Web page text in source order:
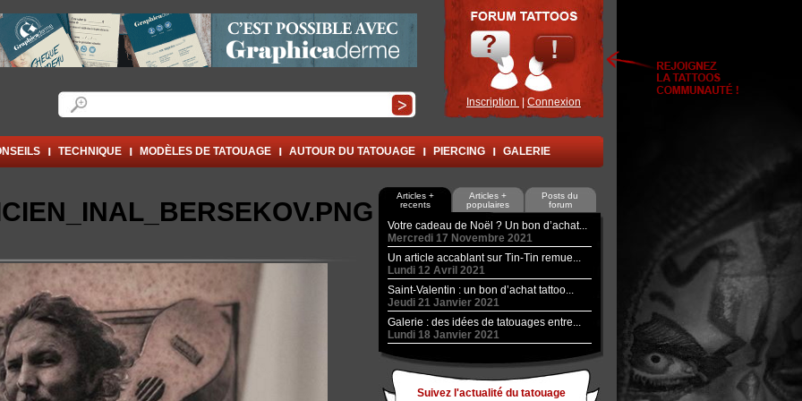
Inscription Connexion
TECHNIQUE MODÈLES DE TATOUAGE AUTOUR DU TATOUAGE PIERCING GALERIE
Articles +
recents
Articles +
populaires
Posts du
forum
Votre cadeau de Noël ? Un bon d’achat...
Mercredi 17 Novembre 2021
Un article accablant sur Tin-Tin remue...
Lundi 12 Avril 2021
Saint-Valentin : un bon d’achat tattoo...
Jeudi 21 Janvier 2021
Galerie : des idées de tatouages entre...
Lundi 18 Janvier 2021
Suivez l'actualité du tatouage